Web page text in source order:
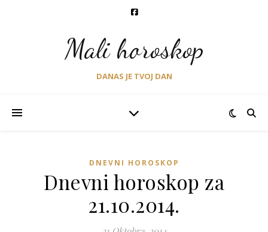
Mali horoskop
DANAS JE TVOJ DAN
DNEVNI HOROSKOP
Dnevni horoskop za
21.10.2014.